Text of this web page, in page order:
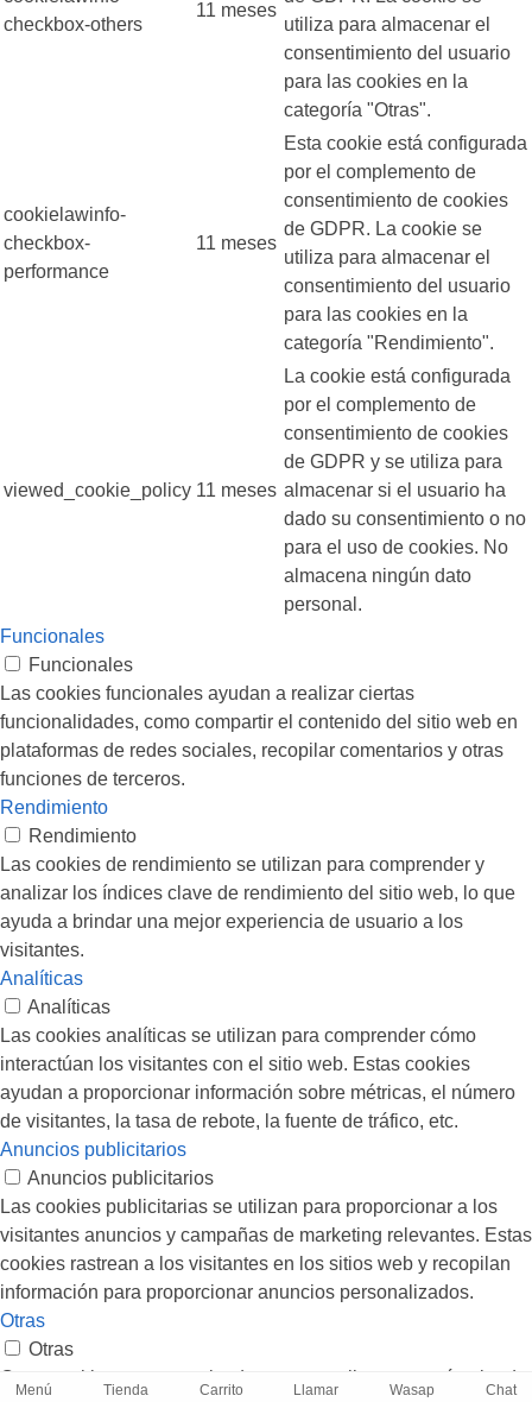
checkbox-others
11 meses
utiliza para almacenar el
consentimiento del usuario
para las cookies en la
categoría "Otras".
cookielawinfo-
checkbox-
performance
11 meses
Esta cookie está configurada
por el complemento de
consentimiento de cookies
de GDPR. La cookie se
utiliza para almacenar el
consentimiento del usuario
para las cookies en la
categoría "Rendimiento".
viewed_cookie_policy 11 meses
La cookie está configurada
por el complemento de
consentimiento de cookies
de GDPR y se utiliza para
almacenar si el usuario ha
dado su consentimiento o no
para el uso de cookies. No
almacena ningún dato
personal.
Funcionales
Funcionales
Las cookies funcionales ayudan a realizar ciertas
funcionalidades, como compartir el contenido del sitio web en
plataformas de redes sociales, recopilar comentarios y otras
funciones de terceros.
Rendimiento
Rendimiento
Las cookies de rendimiento se utilizan para comprender y
analizar los índices clave de rendimiento del sitio web, lo que
ayuda a brindar una mejor experiencia de usuario a los
visitantes.
Analíticas
Analíticas
Las cookies analíticas se utilizan para comprender cómo
interactúan los visitantes con el sitio web. Estas cookies
ayudan a proporcionar información sobre métricas, el número
de visitantes, la tasa de rebote, la fuente de tráfico, etc.
Anuncios publicitarios
Anuncios publicitarios
Las cookies publicitarias se utilizan para proporcionar a los
visitantes anuncios y campañas de marketing relevantes. Estas
cookies rastrean a los visitantes en los sitios web y recopilan
información para proporcionar anuncios personalizados.
Otras
Otras
Otras cookies no categorizadas son aquellas que están siendo
Menú Tienda Carrito Llamar Wasap Chat